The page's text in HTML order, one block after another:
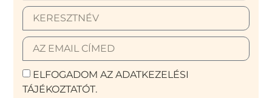
ELFOGADOM AZ ADATKEZELÉSI
TÁJÉKOZTATÓT.